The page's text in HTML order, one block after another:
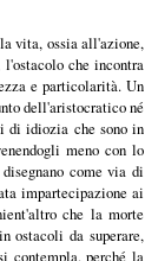
vita, ossia all'azione,
che incontra
e particolarità. Un
dell'aristocratico né
di idiozia che sono in
meno con lo
come via di
impartecipazione ai
che la morte
ostacoli da superare,
contempla, perché la